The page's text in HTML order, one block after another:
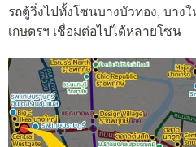
รถตู้วิ่งไปทั้งโซนบางบัวทอง, บาง
เกษตรฯ เชื่อมต่อไปได้หลายโซน